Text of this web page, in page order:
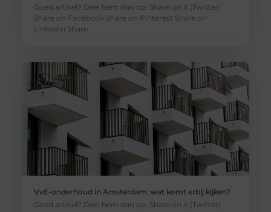
Goed artikel? Deel hem dan op: Share on X (Twitter)
Share on Facebook Share on Pinterest Share on
LinkedIn Share
VvE-onderhoud in Amsterdam: wat komt erbij kijken?
Goed artikel? Deel hem dan op: Share on X (Twitter)